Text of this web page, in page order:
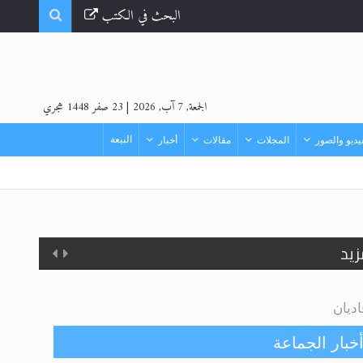
البحث في الكتب
الجمعة, 7 آب, 2026 | 23 صفر 1448 هجري
والصور المجلات مقالات أخبار البيعة
أخبار الجماعة